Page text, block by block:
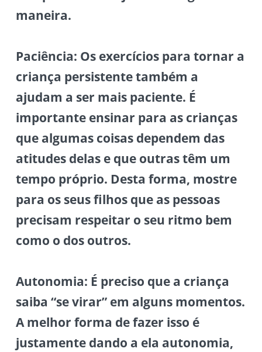
maneira.
Paciência: Os exercícios para tornar a
criança persistente também a
ajudam a ser mais paciente. É
importante ensinar para as crianças
que algumas coisas dependem das
atitudes delas e que outras têm um
tempo próprio. Desta forma, mostre
para os seus filhos que as pessoas
precisam respeitar o seu ritmo bem
como o dos outros.
Autonomia: É preciso que a criança
saiba “se virar” em alguns momentos.
A melhor forma de fazer isso é
justamente dando a ela autonomia,